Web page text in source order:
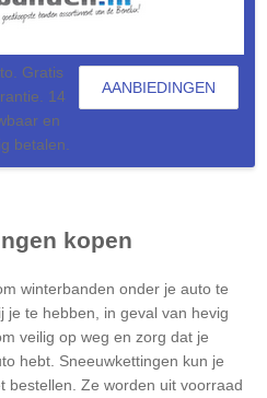
AANBIEDINGEN
Gratis
14
en
betalen.
kopen
winterbanden onder je auto te
je te hebben, in geval van hevig
veilig op weg en zorg dat je
hebt. Sneeuwkettingen kun je
bestellen. Ze worden uit voorraad